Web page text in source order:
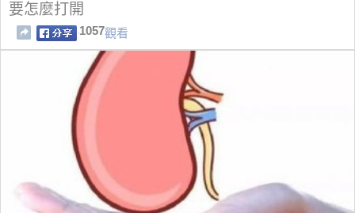
要怎麼打開
1057觀看